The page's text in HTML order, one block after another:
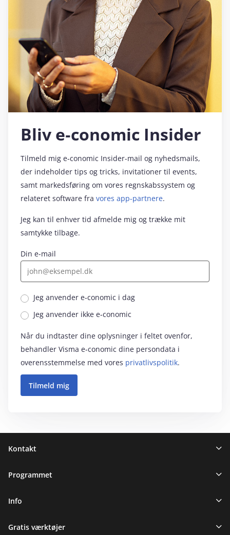
Bliv e‑conomic Insider
Tilmeld mig e‑conomic Insider-mail og nyhedsmails,
der indeholder tips og tricks, invitationer til events,
samt markedsføring om vores regnskabssystem og
relateret software fra vores app-partnere.
Jeg kan til enhver tid afmelde mig og trække mit
samtykke tilbage.
Din e-mail
Jeg anvender e‑conomic i dag
Jeg anvender ikke e‑conomic
Når du indtaster dine oplysninger i feltet ovenfor,
behandler Visma e‑conomic dine persondata i
overensstemmelse med vores privatlivspolitik.
Sidefod
Kontakt
Programmet
Info
Gratis værktøjer